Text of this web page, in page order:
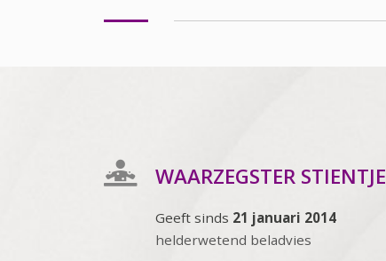
WAARZEGSTER STIENTJE
Geeft sinds 21 januari 2014
helderwetend beladvies